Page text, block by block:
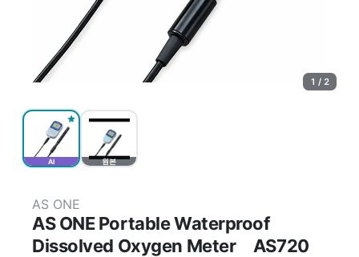
AI 원본
1 / 2
AS ONE
AS ONE Portable Waterproof
Dissolved Oxygen Meter AS720